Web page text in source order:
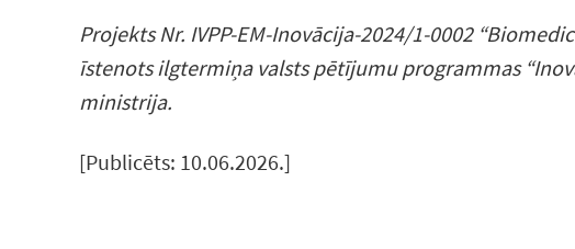
Projekts Nr. IVPP-EM-Inovācija-2024/1-0002
īstenots ilgtermiņa valsts pētījumu programmas
ministrija.
[Publicēts: 10.06.2026.]